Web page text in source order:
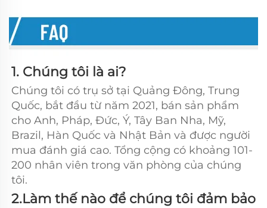
1. Chúng tôi là ai?
Chúng tôi có trụ sở tại Quảng Đông, Trung
Quốc, bắt đầu từ năm 2021, bán sản phẩm
cho Anh, Pháp, Đức, Ý, Tây Ban Nha, Mỹ,
Brazil, Hàn Quốc và Nhật Bản và được người
mua đánh giá cao. Tổng cộng có khoảng 101-
200 nhân viên trong văn phòng của chúng
tôi.
2.Làm thế nào để chúng tôi đảm bảo